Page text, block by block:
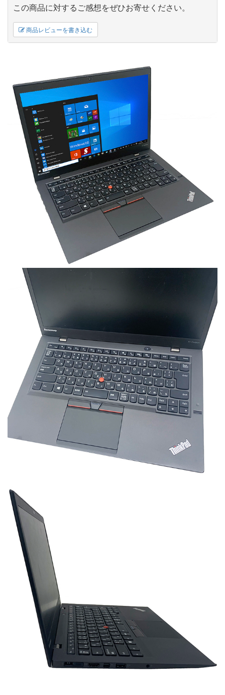
この商品に対するご感想をぜひお寄せください。
商品レビューを書き込む